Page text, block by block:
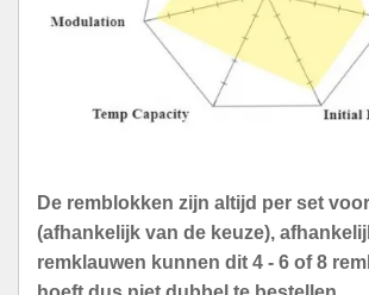
De remblokken zijn altijd per set
(afhankelijk van de keuze),
remklauwen kunnen dit 4 - 6 of 8